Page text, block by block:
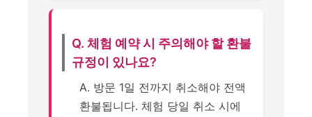
Q. 체험 예약 시 주의해야 할 환불
규정이 있나요?
A. 방문 1일 전까지 취소해야 전액
환불됩니다. 체험 당일 취소 시에